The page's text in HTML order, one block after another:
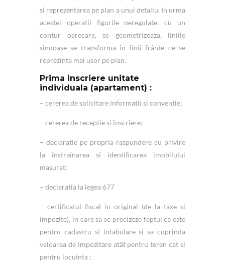
si reprezentarea pe plan a unui detaliu. In urma
acestei operatii figurile neregulate, cu un
contur oarecare, se geometrizeaza, liniile
sinuoase se transforma în linii frânte ce se
reprezinta mai usor pe plan.
Prima inscriere unitate
individuala (apartament) :
– cererea de solicitare informatii si conventie;
– cererea de receptie si înscriere;
– declaratie pe propria raspundere cu privire
la înstrainarea si identificarea imobilului
masurat;
– declaratia la legea 677
– certificatul fiscal in original (de la taxe si
impozite), in care sa se precizeze faptul ca este
pentru cadastru si intabulare si sa cuprinda
valoarea de impozitare atât pentru teren cat si
pentru locuinta ;